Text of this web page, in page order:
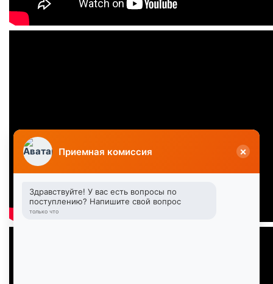
Приемная комиссия ×
Здравствуйте! У вас есть вопросы по
поступлению? Напишите свой вопрос
только что